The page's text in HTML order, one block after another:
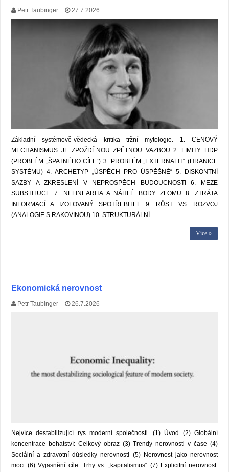
Petr Taubinger 27.7.2026
Základní systémově-vědecká kritika tržní mytologie. 1. CENOVÝ
MECHANISMUS JE ZPOŽDĚNOU ZPĚTNOU VAZBOU 2. LIMITY HDP
(PROBLÉM „ŠPATNÉHO CÍLE“) 3. PROBLÉM „EXTERNALIT“ (HRANICE
SYSTÉMU) 4. ARCHETYP „ÚSPĚCH PRO ÚSPĚŠNÉ“ 5. DISKONTNÍ
SAZBY A ZKRESLENÍ V NEPROSPĚCH BUDOUCNOSTI 6. MEZE
SUBSTITUCE 7. NELINEARITA A NÁHLÉ BODY ZLOMU 8. ZTRÁTA
INFORMACÍ A IZOLOVANÝ SPOTŘEBITEL 9. RŮST VS. ROZVOJ
(ANALOGIE S RAKOVINOU) 10. STRUKTURÁLNÍ …
Více »
Ekonomická nerovnost
Petr Taubinger 26.7.2026
Nejvíce destabilizující rys moderní společnosti. (1) Úvod (2) Globální
koncentrace bohatství: Celkový obraz (3) Trendy nerovnosti v čase (4)
Sociální a zdravotní důsledky nerovnosti (5) Nerovnost jako nerovnost
moci (6) Vyjasnění cíle: Trhy vs. „kapitalismus“ (7) Explicitní nerovnost: